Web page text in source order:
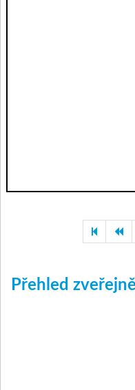
Přehled